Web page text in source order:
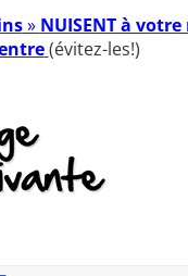
» NUISENT à
(évitez-les!)